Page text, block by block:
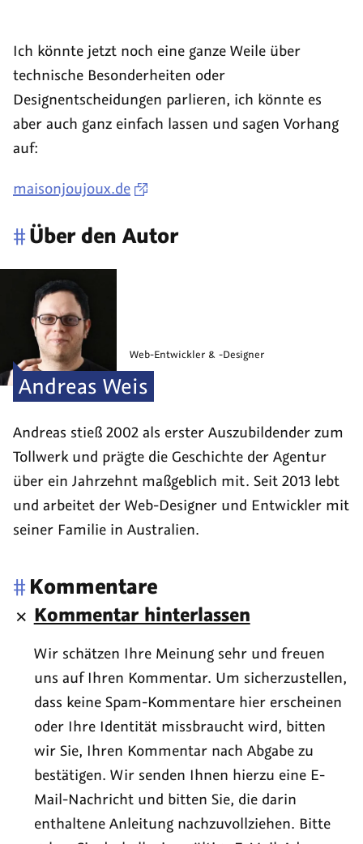
Ich könnte jetzt noch eine ganze Weile über
technische Besonderheiten oder
Designentscheidungen parlieren, ich könnte es
aber auch ganz einfach lassen und sagen Vorhang
auf:
maisonjoujoux.de
#Über den Autor
Andreas Weis
Web-Entwickler & -Designer
Andreas stieß 2002 als erster Auszubildender zum
Tollwerk und prägte die Geschichte der Agentur
über ein Jahrzehnt maßgeblich mit. Seit 2013 lebt
und arbeitet der Web-Designer und Entwickler mit
seiner Familie in Australien.
# Kommentare
Kommentar hinterlassen
Wir schätzen Ihre Meinung sehr und freuen
uns auf Ihren Kommentar. Um sicherzustellen,
dass keine Spam-Kommentare hier erscheinen
oder Ihre Identität missbraucht wird, bitten
wir Sie, Ihren Kommentar nach Abgabe zu
bestätigen. Wir senden Ihnen hierzu eine E-
Mail-Nachricht und bitten Sie, die darin
enthaltene Anleitung nachzuvollziehen. Bitte